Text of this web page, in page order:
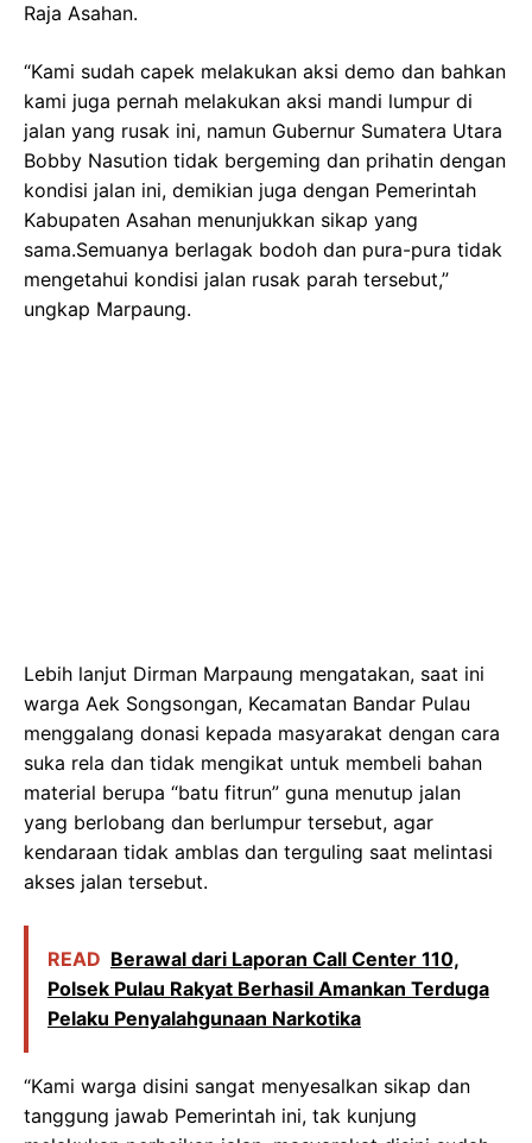
Raja Asahan.
“Kami sudah capek melakukan aksi demo dan bahkan
kami juga pernah melakukan aksi mandi lumpur di
jalan yang rusak ini, namun Gubernur Sumatera Utara
Bobby Nasution tidak bergeming dan prihatin dengan
kondisi jalan ini, demikian juga dengan Pemerintah
Kabupaten Asahan menunjukkan sikap yang
sama.Semuanya berlagak bodoh dan pura-pura tidak
mengetahui kondisi jalan rusak parah tersebut,”
ungkap Marpaung.
Lebih lanjut Dirman Marpaung mengatakan, saat ini
warga Aek Songsongan, Kecamatan Bandar Pulau
menggalang donasi kepada masyarakat dengan cara
suka rela dan tidak mengikat untuk membeli bahan
material berupa “batu fitrun” guna menutup jalan
yang berlobang dan berlumpur tersebut, agar
kendaraan tidak amblas dan terguling saat melintasi
akses jalan tersebut.
READ Berawal dari Laporan Call Center 110,
Polsek Pulau Rakyat Berhasil Amankan Terduga
Pelaku Penyalahgunaan Narkotika
“Kami warga disini sangat menyesalkan sikap dan
tanggung jawab Pemerintah ini, tak kunjung